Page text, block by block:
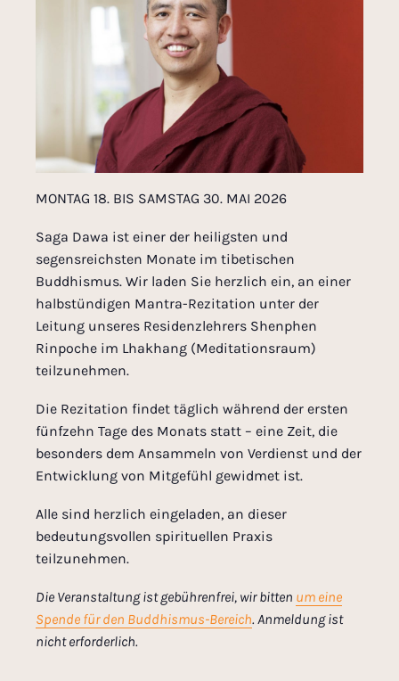
MONTAG 18. BIS SAMSTAG 30. MAI 2026
Saga Dawa ist einer der heiligsten und
segensreichsten Monate im tibetischen
Buddhismus. Wir laden Sie herzlich ein, an einer
halbstündigen Mantra-Rezitation unter der
Leitung unseres Residenzlehrers Shenphen
Rinpoche im Lhakhang (Meditationsraum)
teilzunehmen.
Die Rezitation findet täglich während der ersten
fünfzehn Tage des Monats statt – eine Zeit, die
besonders dem Ansammeln von Verdienst und der
Entwicklung von Mitgefühl gewidmet ist.
Alle sind herzlich eingeladen, an dieser
bedeutungsvollen spirituellen Praxis
teilzunehmen.
Die Veranstaltung ist gebührenfrei, wir bitten um eine
Spende für den Buddhismus-Bereich. Anmeldung ist
nicht erforderlich.